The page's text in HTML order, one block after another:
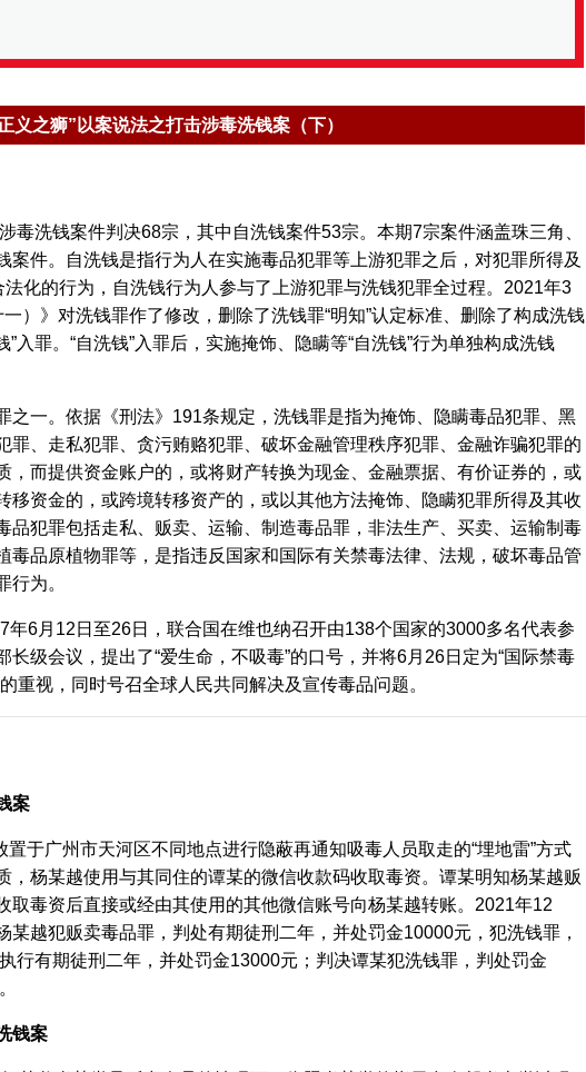
义之狮”以案说法之打击涉毒洗钱案（下）
毒洗钱案件判决68宗，其中自洗钱案件53宗。本期7宗案件涵盖珠三角、
案件。自洗钱是指行为人在实施毒品犯罪等上游犯罪之后，对犯罪所得及
法化的行为，自洗钱行为人参与了上游犯罪与洗钱犯罪全过程。2021年3
）》对洗钱罪作了修改，删除了洗钱罪“明知”认定标准、删除了构成洗钱
”入罪。“自洗钱”入罪后，实施掩饰、隐瞒等“自洗钱”行为单独构成洗钱
之一。依据《刑法》191条规定，洗钱罪是指为掩饰、隐瞒毒品犯罪、黑
罪、走私犯罪、贪污贿赂犯罪、破坏金融管理秩序犯罪、金融诈骗犯罪的
，而提供资金账户的，或将财产转换为现金、金融票据、有价证券的，或
移资金的，或跨境转移资产的，或以其他方法掩饰、隐瞒犯罪所得及其收
品犯罪包括走私、贩卖、运输、制造毒品罪，非法生产、买卖、运输制毒
毒品原植物罪等，是指违反国家和国际有关禁毒法律、法规，破坏毒品管
行为。
年6月12日至26日，联合国在维也纳召开由138个国家的3000多名代表参
级会议，提出了“爱生命，不吸毒”的口号，并将6月26日定为“国际禁毒
重视，同时号召全球人民共同解决及宣传毒品问题。
案
于广州市天河区不同地点进行隐蔽再通知吸毒人员取走的“埋地雷”方式
，杨某越使用与其同住的谭某的微信收款码收取毒资。谭某明知杨某越贩
取毒资后直接或经由其使用的其他微信账号向杨某越转账。2021年12
某越犯贩卖毒品罪，判处有期徒刑二年，并处罚金10000元，犯洗钱罪，
行有期徒刑二年，并处罚金13000元；判决谭某犯洗钱罪，判处罚金
钱案